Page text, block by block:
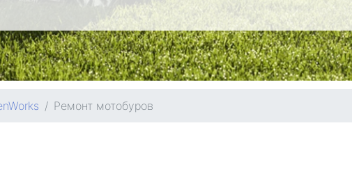
Ремонт мотобуров